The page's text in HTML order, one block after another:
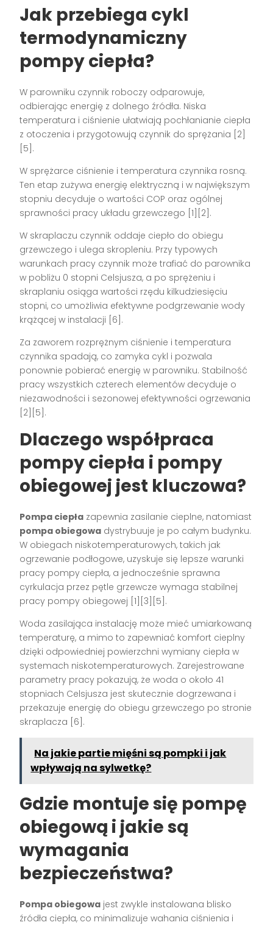
Jak przebiega cykl
termodynamiczny
pompy ciepła?
W parowniku czynnik roboczy odparowuje,
odbierając energię z dolnego źródła. Niska
temperatura i ciśnienie ułatwiają pochłanianie ciepła
z otoczenia i przygotowują czynnik do sprężania [2]
[5].
W sprężarce ciśnienie i temperatura czynnika rosną.
Ten etap zużywa energię elektryczną i w największym
stopniu decyduje o wartości COP oraz ogólnej
sprawności pracy układu grzewczego [1][2].
W skraplaczu czynnik oddaje ciepło do obiegu
grzewczego i ulega skropleniu. Przy typowych
warunkach pracy czynnik może trafiać do parownika
w pobliżu 0 stopni Celsjusza, a po sprężeniu i
skraplaniu osiąga wartości rzędu kilkudziesięciu
stopni, co umożliwia efektywne podgrzewanie wody
krążącej w instalacji [6].
Za zaworem rozprężnym ciśnienie i temperatura
czynnika spadają, co zamyka cykl i pozwala
ponownie pobierać energię w parowniku. Stabilność
pracy wszystkich czterech elementów decyduje o
niezawodności i sezonowej efektywności ogrzewania
[2][5].
Dlaczego współpraca
pompy ciepła i pompy
obiegowej jest kluczowa?
Pompa ciepła zapewnia zasilanie cieplne, natomiast
pompa obiegowa dystrybuuje je po całym budynku.
W obiegach niskotemperaturowych, takich jak
ogrzewanie podłogowe, uzyskuje się lepsze warunki
pracy pompy ciepła, a jednocześnie sprawna
cyrkulacja przez pętle grzewcze wymaga stabilnej
pracy pompy obiegowej [1][3][5].
Woda zasilająca instalację może mieć umiarkowaną
temperaturę, a mimo to zapewniać komfort cieplny
dzięki odpowiedniej powierzchni wymiany ciepła w
systemach niskotemperaturowych. Zarejestrowane
parametry pracy pokazują, że woda o około 41
stopniach Celsjusza jest skutecznie dogrzewana i
przekazuje energię do obiegu grzewczego po stronie
skraplacza [6].
Na jakie partie mięśni są pompki i jak
wpływają na sylwetkę?
Gdzie montuje się pompę
obiegową i jakie są
wymagania
bezpieczeństwa?
Pompa obiegowa jest zwykle instalowana blisko
źródła ciepła, co minimalizuje wahania ciśnienia i